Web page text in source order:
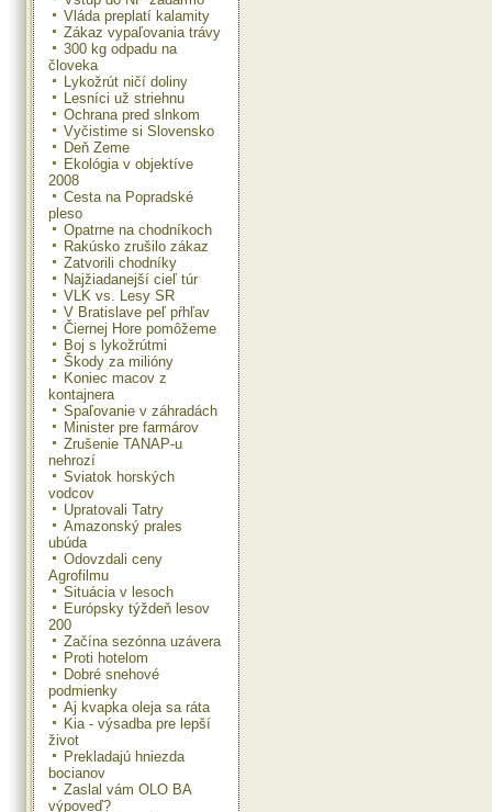
Vláda preplatí kalamity
Zákaz vypaľovania trávy
300 kg odpadu na
človeka
Lykožrút ničí doliny
Lesníci už striehnu
Ochrana pred slnkom
Vyčistime si Slovensko
Deň Zeme
Ekológia v objektíve
2008
Cesta na Popradské
pleso
Opatrne na chodníkoch
Rakúsko zrušilo zákaz
Zatvorili chodníky
Najžiadanejší cieľ túr
VLK vs. Lesy SR
V Bratislave peľ pŕhľav
Čiernej Hore pomôžeme
Boj s lykožrútmi
Škody za milióny
Koniec macov z
kontajnera
Spaľovanie v záhradách
Minister pre farmárov
Zrušenie TANAP-u
nehrozí
Sviatok horských
vodcov
Upratovali Tatry
Amazonský prales
ubúda
Odovzdali ceny
Agrofilmu
Situácia v lesoch
Európsky týždeň lesov
200
Začína sezónna uzávera
Proti hotelom
Dobré snehové
podmienky
Aj kvapka oleja sa ráta
Kia - výsadba pre lepší
život
Prekladajú hniezda
bocianov
Zaslal vám OLO BA
výpoveď?